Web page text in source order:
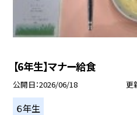
【6年生】マナー給食
公開日 2026/06/18 更
６年生